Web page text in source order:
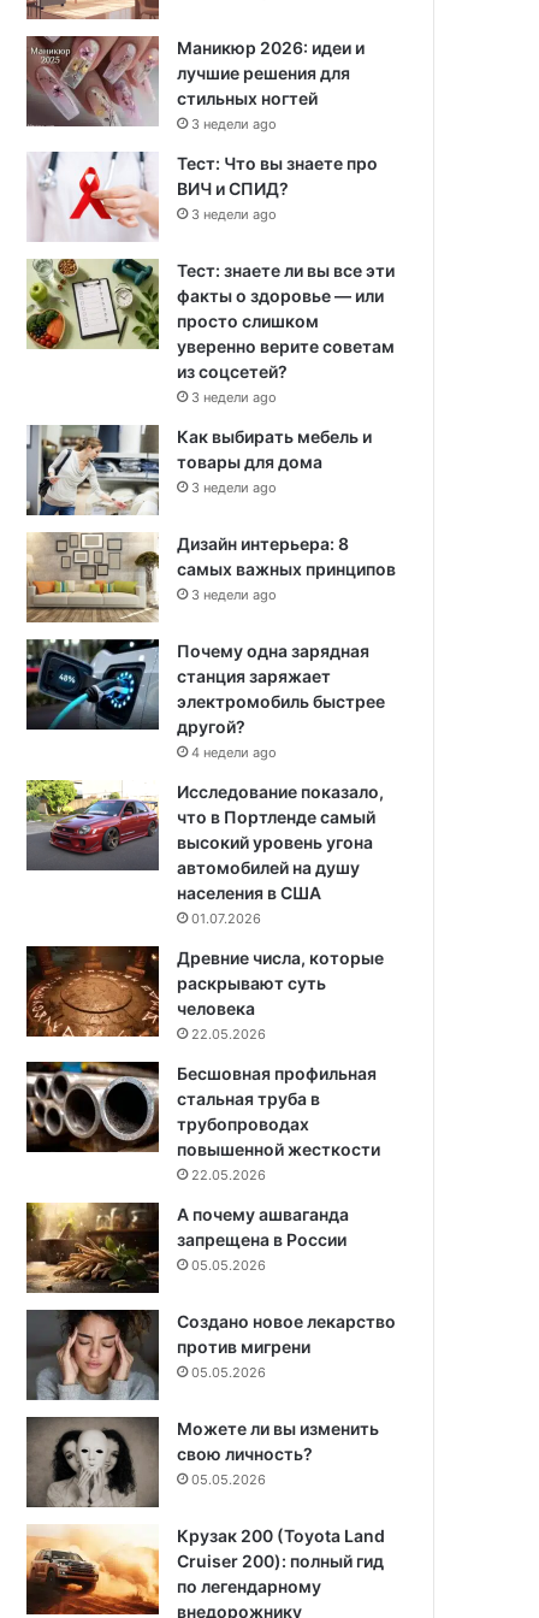
Маникюр 2026: идеи и
лучшие решения для
стильных ногтей
3 недели ago
Тест: Что вы знаете про
ВИЧ и СПИД?
3 недели ago
Тест: знаете ли вы все эти
факты о здоровье — или
просто слишком
уверенно верите советам
из соцсетей?
3 недели ago
Как выбирать мебель и
товары для дома
3 недели ago
Дизайн интерьера: 8
самых важных принципов
3 недели ago
Почему одна зарядная
станция заряжает
электромобиль быстрее
другой?
4 недели ago
Исследование показало,
что в Портленде самый
высокий уровень угона
автомобилей на душу
населения в США
01.07.2026
Древние числа, которые
раскрывают суть
человека
22.05.2026
Бесшовная профильная
стальная труба в
трубопроводах
повышенной жесткости
22.05.2026
А почему ашваганда
запрещена в России
05.05.2026
Создано новое лекарство
против мигрени
05.05.2026
Можете ли вы изменить
свою личность?
05.05.2026
Крузак 200 (Toyota Land
Cruiser 200): полный гид
по легендарному
внедорожнику